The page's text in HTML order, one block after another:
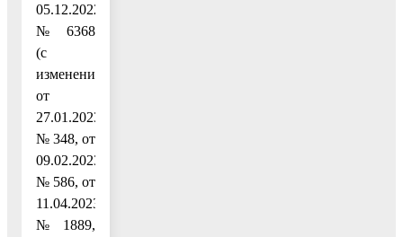
05.12.2022
№ 6368
(с
изменениями
от
27.01.2023
№ 348, от
09.02.2023
№ 586, от
11.04.2023
№ 1889,